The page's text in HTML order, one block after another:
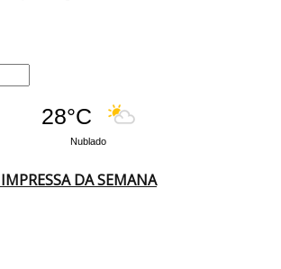
28°C
Nublado
DA SEMANA